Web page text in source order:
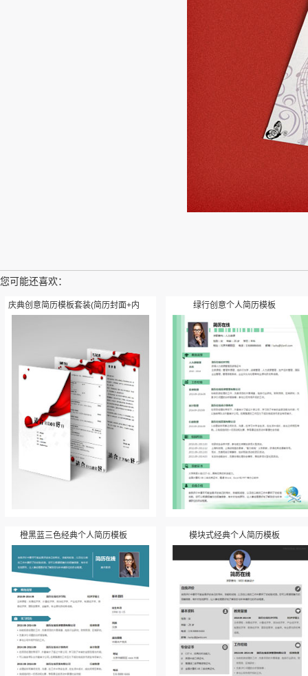
您可能还喜欢：
庆典创意简历模板套装(简历封面+内
绿行创意个人简历模板
橙黑蓝三色经典个人简历模板 模块式经典个人简历模板